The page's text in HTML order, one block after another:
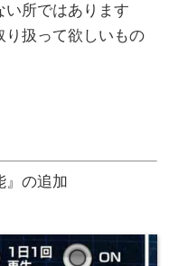
い所ではあります
り扱って欲しいもの
』の追加